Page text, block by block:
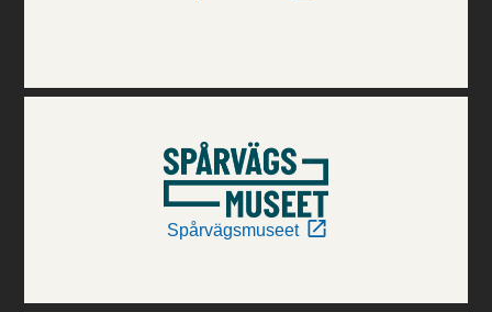
Spårvägsmuseet